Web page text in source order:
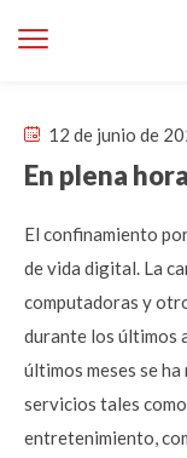
12 de junio de
En plena
El confinamiento
de vida digital. La
computadoras y
durante los últimos
últimos meses se
servicios tales
entretenimiento,